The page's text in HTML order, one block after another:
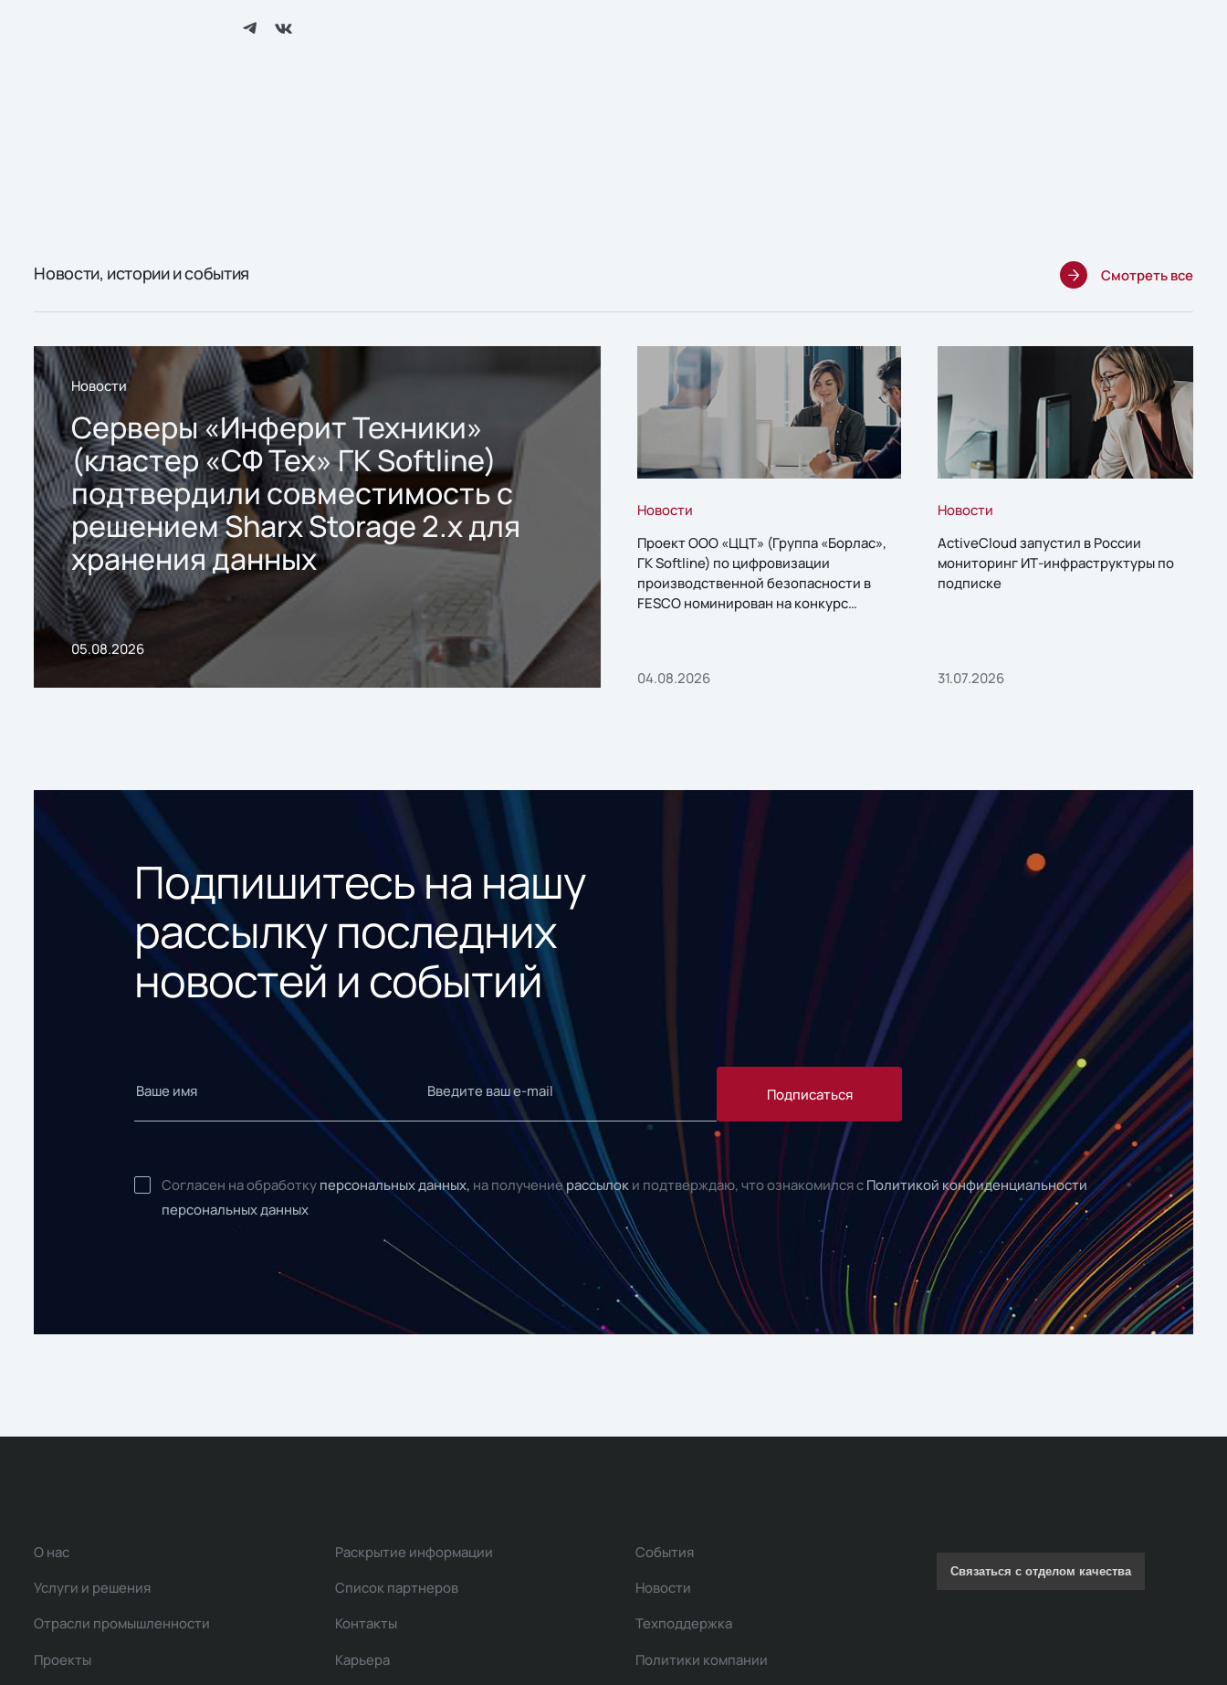
Новости, истории и события Смотреть все
Новости
Серверы «Инферит Техники»
(кластер «СФ Тех» ГК Softline)
подтвердили совместимость с
решением Sharx Storage 2.x для
хранения данных
05.08.2026
Новости
Проект ООО «ЦЦТ» (Группа «Борлас»,
ГК Softline) по цифровизации
производственной безопасности в
FESCO номинирован на конкурс
04.08.2026
Новости
ActiveCloud запустил в России
мониторинг ИТ-инфраструктуры по
подписке
31.07.2026
Подпишитесь на нашу
рассылку последних
новостей и событий
Подписаться
Согласен на обработку персональных данных, на получениерассылок и подтверждаю, что ознакомился с Политикой конфиденциальности
персональных данных
О нас
Услуги и решения
Отрасли промышленности
Проекты
Раскрытие информации
Список партнеров
Контакты
Карьера
События
Новости
Техподдержка
Политики компании
Связаться с отделом качества